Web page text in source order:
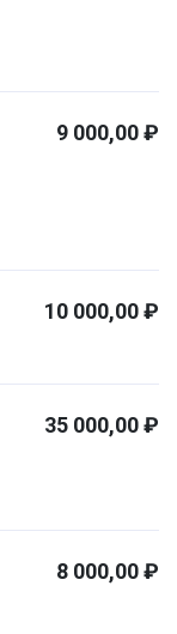
9 000,00 ₽
10 000,00 ₽
35 000,00 ₽
8 000,00 ₽